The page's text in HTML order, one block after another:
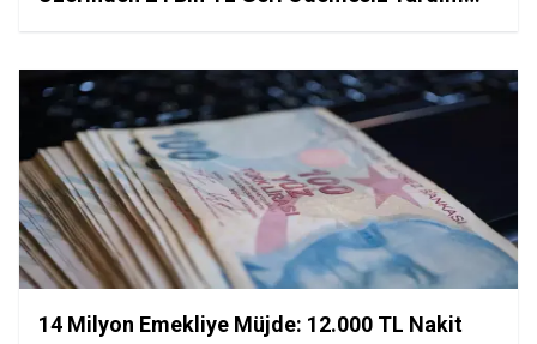
Başladı
14 Milyon Emekliye Müjde: 12.000 TL Nakit